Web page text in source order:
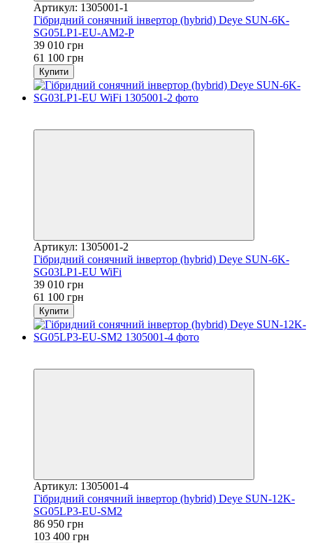
Артикул: 1305001-1
Гібридний сонячний інвертор (hybrid) Deye SUN-6K-
SG05LP1-EU-AM2-P
39 010 грн
61 100 грн
Купити
Артикул: 1305001-2
Гібридний сонячний інвертор (hybrid) Deye SUN-6K-
SG03LP1-EU WiFi
39 010 грн
61 100 грн
Купити
Артикул: 1305001-4
Гібридний сонячний інвертор (hybrid) Deye SUN-12K-
SG05LP3-EU-SM2
86 950 грн
103 400 грн